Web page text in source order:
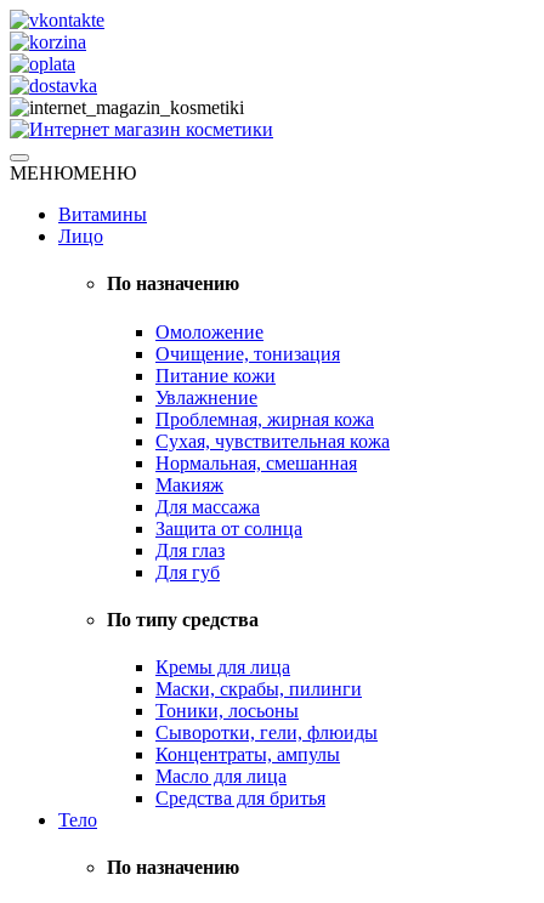
Skip
to
content
Интернет магазин косметики
Натуральная косметика
МЕНЮМЕНЮ
Витамины
Лицо
По назначению
Омоложение
Очищение, тонизация
Питание кожи
Увлажнение
Проблемная, жирная кожа
Сухая, чувствительная кожа
Нормальная, смешанная
Макияж
Для массажа
Защита от солнца
Для глаз
Для губ
По типу средства
Кремы для лица
Маски, скрабы, пилинги
Тоники, лосьоны
Сыворотки, гели, флюиды
Концентраты, ампулы
Масло для лица
Средства для бритья
Тело
По назначению